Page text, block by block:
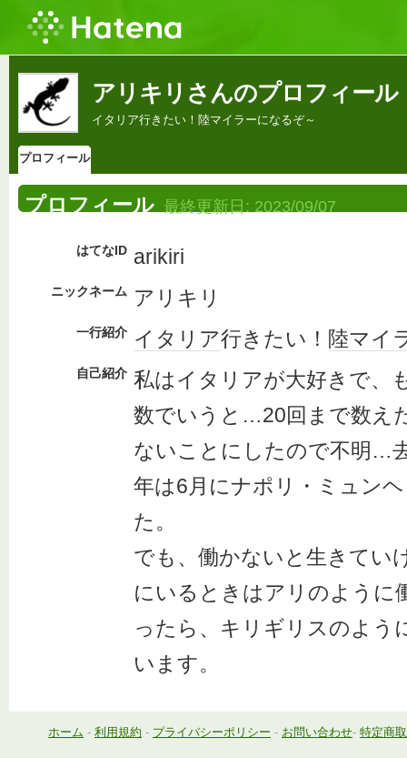
アリキリさんのプロフィール
イタリア行きたい！陸マイラーになるぞ～
プロフィール
プロフィール 最終更新日: 2023/09/07
はてなID arikiri
ニックネーム アリキリ
一行紹介 イタリア行きたい！ 陸マイ
自己紹介 私はイタリアが大好きで、
数でいうと…20回まで数え
ないことにしたので不明…
年は6月にナポリ・ミュン
た。
でも、働かないと生きてい
にいるときはアリのように
ったら、キリギリスのよう
います。
ホーム - 利用規約 - プライバシーポリシー - お問い合わせ- 特定商